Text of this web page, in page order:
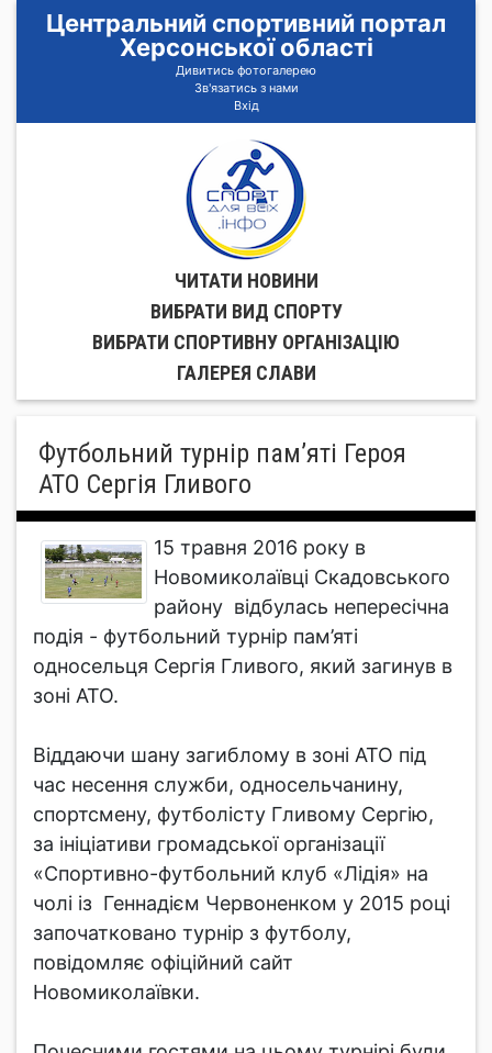
Центральний спортивний портал
Херсонської області
Дивитись фотогалерею
Зв'язатись з нами
Вхід
ЧИТАТИ НОВИНИ
ВИБРАТИ ВИД СПОРТУ
ВИБРАТИ СПОРТИВНУ ОРГАНIЗАЦIЮ
ГАЛЕРЕЯ СЛАВИ
Футбольний турнір пам’яті Героя
АТО Сергія Гливого
15 травня 2016 року в
Новомиколаївці Скадовського
району відбулась непересічна
подія - футбольний турнір пам’яті
односельця Сергія Гливого, який загинув в
зоні АТО.
Віддаючи шану загиблому в зоні АТО під
час несення служби, односельчанину,
спортсмену, футболісту Гливому Сергію,
за ініціативи громадської організації
«Спортивно-футбольний клуб «Лідія» на
чолі із Геннадієм Червоненком у 2015 році
започатковано турнір з футболу,
повідомляє офіційний сайт
Новомиколаївки.